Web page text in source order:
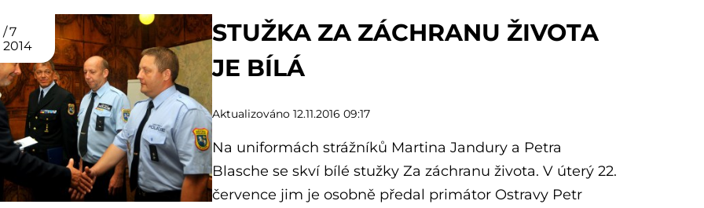
7
2014
STUŽKA ZA ZÁCHRANU ŽIVOTA
JE BÍLÁ
Aktualizováno 12.11.2016 09:17
Na uniformách strážníků Martina Jandury a Petra
Blasche se skví bílé stužky Za záchranu života. V úterý 22.
července jim je osobně předal primátor Ostravy Petr